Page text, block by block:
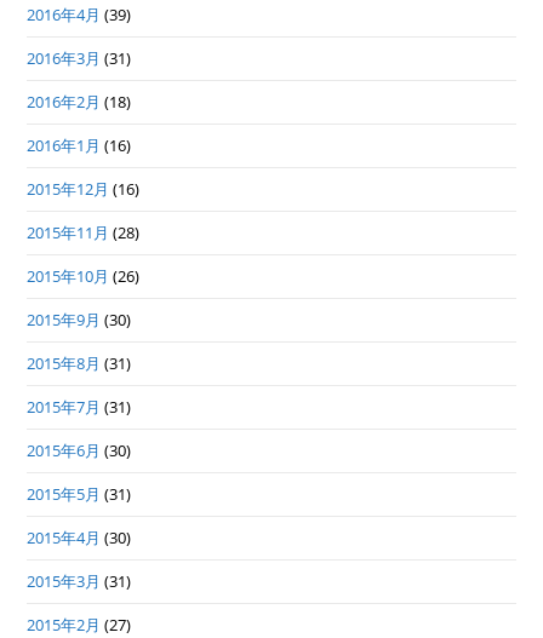
2016年4月 (39)
2016年3月 (31)
2016年2月 (18)
2016年1月 (16)
2015年12月 (16)
2015年11月 (28)
2015年10月 (26)
2015年9月 (30)
2015年8月 (31)
2015年7月 (31)
2015年6月 (30)
2015年5月 (31)
2015年4月 (30)
2015年3月 (31)
2015年2月 (27)